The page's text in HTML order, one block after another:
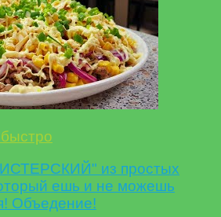
из простых
ешь и не можешь
Объедение!